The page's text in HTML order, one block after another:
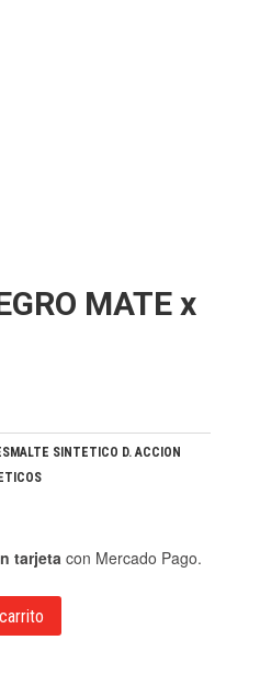
MATE x
SINTETICO D. ACCION
tarjeta con Mercado Pago.